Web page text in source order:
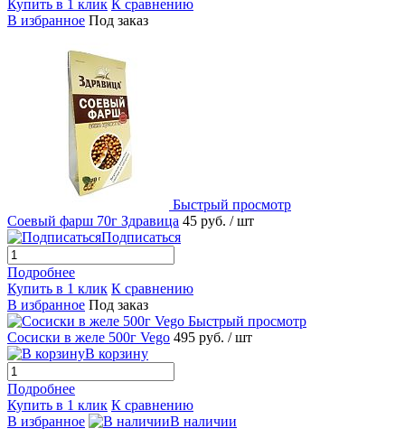
Купить в 1 клик К сравнению
В избранное Под заказ
Быстрый просмотр
Соевый фарш 70г Здравица 45 руб. / шт
Подписаться
Подробнее
Купить в 1 клик К сравнению
В избранное Под заказ
Быстрый просмотр
Сосиски в желе 500г Vego 495 руб. / шт
В корзину
Подробнее
Купить в 1 клик К сравнению
В избранное
В наличии